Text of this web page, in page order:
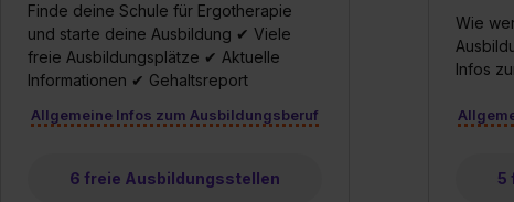
Finde deine Schule für Ergotherapie
und starte deine Ausbildung ✔ Viele
freie Ausbildungsplätze ✔ Aktuelle
Informationen ✔ Gehaltsreport
Allgemeine Infos zum Ausbildungsberuf
6 freie Ausbildungsstellen
Wie
Infos
5